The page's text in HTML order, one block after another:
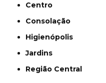
Centro
Consolação
Higienópolis
Jardins
Região Central